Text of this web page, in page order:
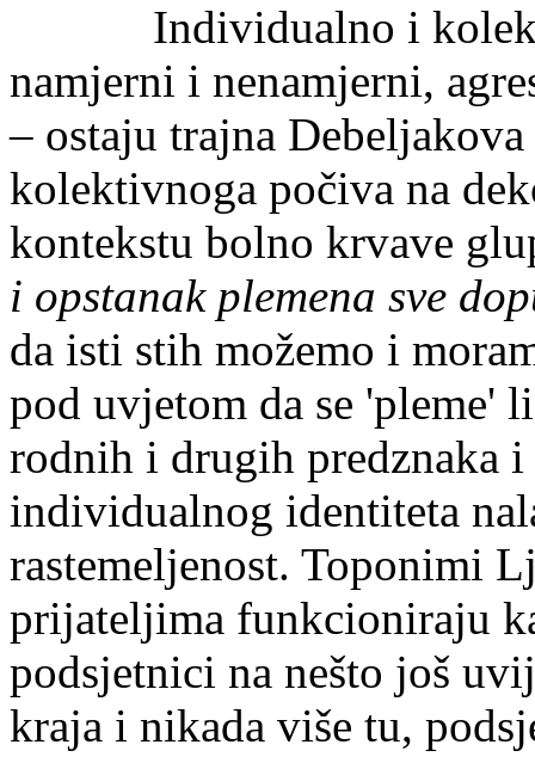
Individualno i
namjerni i nenamjerni,
– ostaju trajna
kolektivnoga počiva na
kontekstu bolno krvave
i opstanak plemena sve
da isti stih možemo i
pod uvjetom da se 'pleme'
rodnih i drugih predznaka
individualnog identiteta
rastemeljenost. Toponimi
prijateljima funkcioniraju
podsjetnici na nešto još
kraja i nikada više tu,